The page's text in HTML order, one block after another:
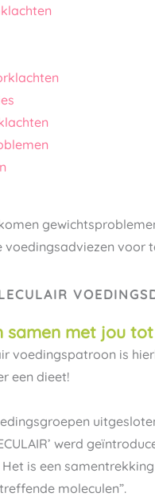
voedingsadviezen voor
samen met jou
voedingspatroon is
een dieet!
werd
is een
moleculen”.